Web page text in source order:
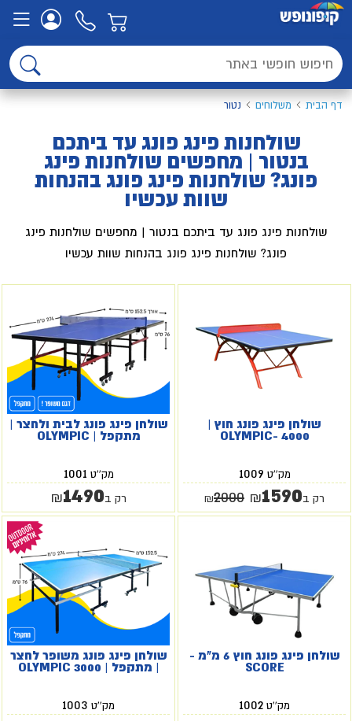
דף הבית משלוחים נטור
שולחנות פינג פונג עד ביתכם
בנטור | מחפשים שולחנות פינג
פונג? שולחנות פינג פונג בהנחות
שוות עכשיו
שולחנות פינג פונג עד ביתכם בנטור | מחפשים שולחנות פינג
פונג? שולחנות פינג פונג בהנחות שוות עכשיו
שולחן פינג פונג חוץ |
OLYMPIC- 4000
מק''ט 1009
רק ב ₪1590
₪2000
שולחן פינג פונג לבית ולחצר |
מתקפל | OLYMPIC
מק''ט 1001
רק ב ₪1490
שולחן פינג פונג חוץ 6 מ"מ -
SCORE
מק''ט 1002
שולחן פינג פונג משופר לחצר
| מתקפל | OLYMPIC 3000
מק''ט 1003